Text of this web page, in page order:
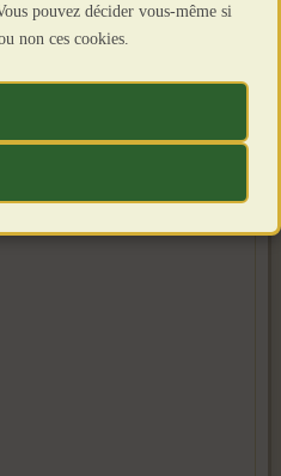
pouvez décider vous-même si
non ces cookies.